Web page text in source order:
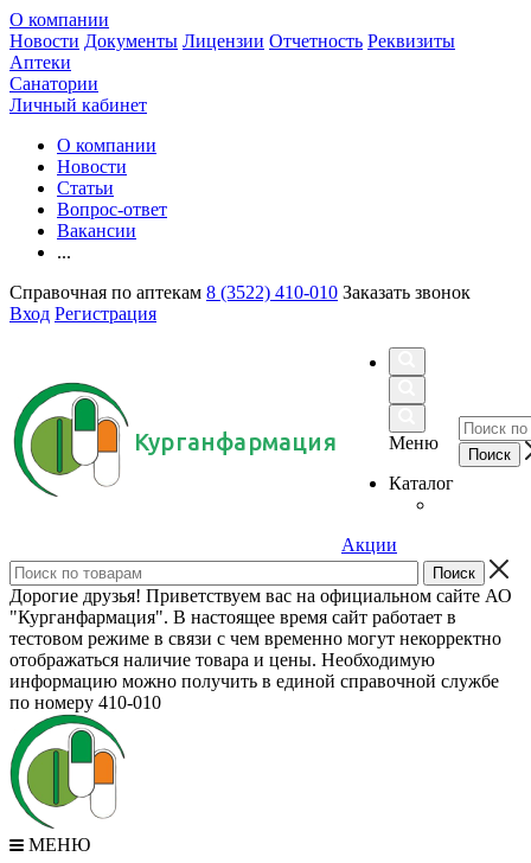
О компании
Новости Документы Лицензии Отчетность Реквизиты
Аптеки
Санатории
Личный кабинет
О компании
Новости
Статьи
Вопрос-ответ
Вакансии
...
Справочная по аптекам 8 (3522) 410-010 Заказать звонок
Вход Регистрация
Курганфармация
Меню
Каталог
Акции
Дорогие друзья! Приветствуем вас на официальном сайте АО
"Курганфармация". В настоящее время сайт работает в
тестовом режиме в связи с чем временно могут некорректно
отображаться наличие товара и цены. Необходимую
информацию можно получить в единой справочной службе
по номеру 410-010
МЕНЮ